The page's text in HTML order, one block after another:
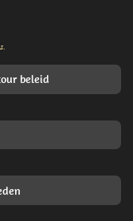
beleid